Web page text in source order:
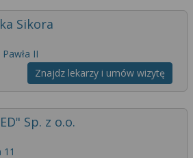
Sikora
II
Znajdz lekarzy i umów wizytę
Sp. z o.o.
11